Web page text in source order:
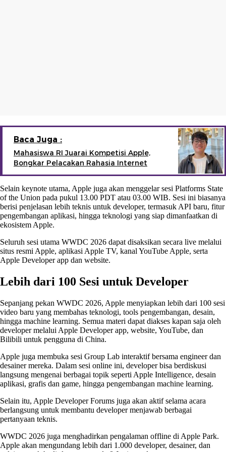
Baca Juga :
Mahasiswa RI Juarai Kompetisi Apple,
Bongkar Pelacakan Rahasia Internet
Selain keynote utama, Apple juga akan menggelar sesi Platforms State
of the Union pada pukul 13.00 PDT atau 03.00 WIB. Sesi ini biasanya
berisi penjelasan lebih teknis untuk developer, termasuk API baru, fitur
pengembangan aplikasi, hingga teknologi yang siap dimanfaatkan di
ekosistem Apple.
Seluruh sesi utama WWDC 2026 dapat disaksikan secara live melalui
situs resmi Apple, aplikasi Apple TV, kanal YouTube Apple, serta
Apple Developer app dan website.
Lebih dari 100 Sesi untuk Developer
Sepanjang pekan WWDC 2026, Apple menyiapkan lebih dari 100 sesi
video baru yang membahas teknologi, tools pengembangan, desain,
hingga machine learning. Semua materi dapat diakses kapan saja oleh
developer melalui Apple Developer app, website, YouTube, dan
Bilibili untuk pengguna di China.
Apple juga membuka sesi Group Lab interaktif bersama engineer dan
desainer mereka. Dalam sesi online ini, developer bisa berdiskusi
langsung mengenai berbagai topik seperti Apple Intelligence, desain
aplikasi, grafis dan game, hingga pengembangan machine learning.
Selain itu, Apple Developer Forums juga akan aktif selama acara
berlangsung untuk membantu developer menjawab berbagai
pertanyaan teknis.
WWDC 2026 juga menghadirkan pengalaman offline di Apple Park.
Apple akan mengundang lebih dari 1.000 developer, desainer, dan